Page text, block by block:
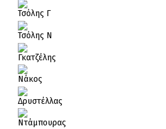
Τσόλης Γ
Τσόλης Ν
Γκατζέλης
Νάκος
Δρυστέλλας
Ντάμπουρας